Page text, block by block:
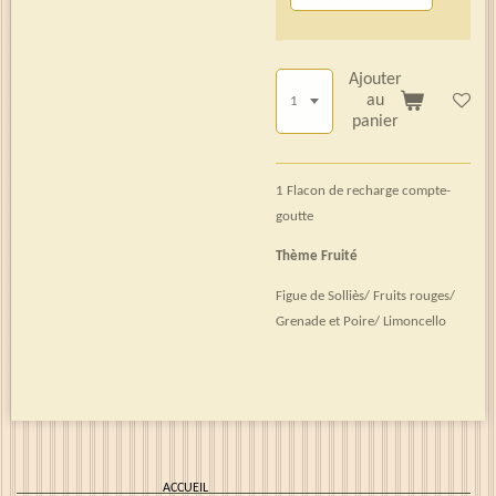
Ajouter
au
panier
1 Flacon de recharge compte-
goutte
Thème Fruité
Figue de Solliès/ Fruits rouges/
Grenade et Poire/ Limoncello
ACCUEIL